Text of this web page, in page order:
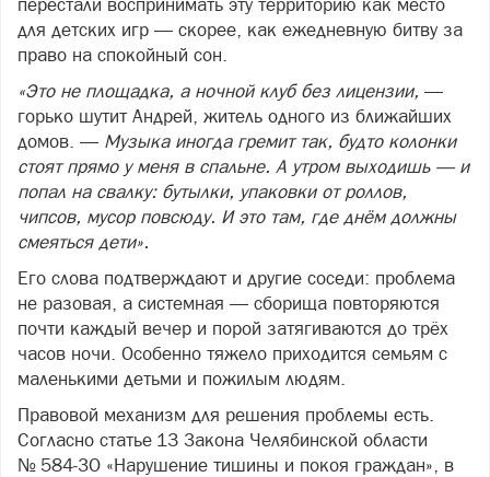
для детских игр — скорее, как ежедневную битву за
право на спокойный сон.
«Это не площадка, а ночной клуб без лицензии, —
горько шутит Андрей, житель одного из ближайших
домов. — Музыка иногда гремит так, будто колонки
стоят прямо у меня в спальне. А утром выходишь — и
попал на свалку: бутылки, упаковки от роллов,
чипсов, мусор повсюду. И это там, где днём должны
смеяться дети».
Его слова подтверждают и другие соседи: проблема
не разовая, а системная — сборища повторяются
почти каждый вечер и порой затягиваются до трёх
часов ночи. Особенно тяжело приходится семьям с
маленькими детьми и пожилым людям.
Правовой механизм для решения проблемы есть.
Согласно статье 13 Закона Челябинской области
№ 584‑ЗО «Нарушение тишины и покоя граждан», в